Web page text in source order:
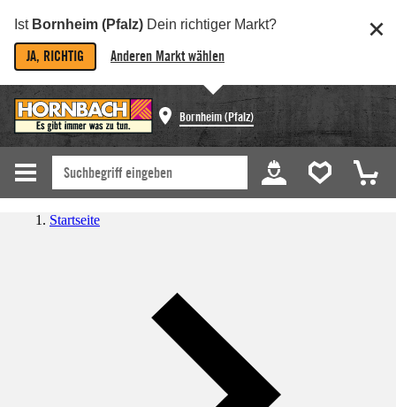
Ist Bornheim (Pfalz) Dein richtiger Markt?
JA, RICHTIG Anderen Markt wählen
Bornheim (Pfalz)
Startseite